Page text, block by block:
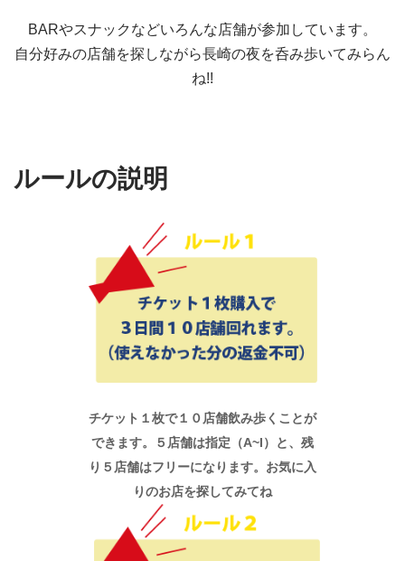
BARやスナックなどいろんな店舗が参加しています。
自分好みの店舗を探しながら長崎の夜を呑み歩いてみらん
ね!!
ルールの説明
チケット１枚で１０店舗飲み歩くことが
できます。５店舗は指定（A~I）と、残
り５店舗はフリーになります。お気に入
りのお店を探してみてね